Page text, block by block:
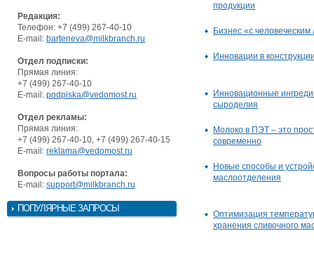
Редакция:
Телефон: +7 (499) 267-40-10
E-mail: barteneva@milkbranch.ru
Отдел подписки:
Прямая линия:
+7 (499) 267-40-10
E-mail: podpiska@vedomost.ru
Отдел рекламы:
Прямая линия:
+7 (499) 267-40-10, +7 (499) 267-40-15
E-mail: reklama@vedomost.ru
Вопросы работы портала:
E-mail: support@milkbranch.ru
ПОПУЛЯРНЫЕ ЗАПРОСЫ
продукции
Бизнес «с
Инновации в
Инновационные
сыроделия
Молоко в ПЭТ – это
современно
Новые способы и
маслоотделения
Оптимизация
хранения сливочного